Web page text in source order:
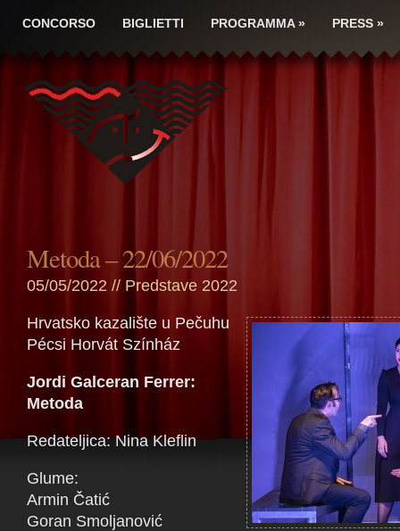
CONCORSO BIGLIETTI PROGRAMMA» PRESS »
Metoda – 22/06/2022
05/05/2022 // Predstave 2022
Hrvatsko kazalište u Pečuhu
Pécsi Horvát Színház
Jordi Galceran Ferrer:
Metoda
Redateljica: Nina Kleflin
Glume:
Armin Čatić
Goran Smoljanović